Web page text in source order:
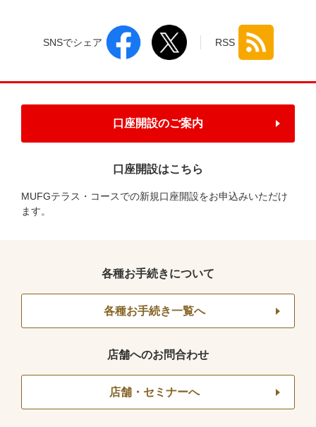
SNSでシェア RSS
口座開設のご案内
口座開設はこちら
MUFGテラス・コースでの新規口座開設をお申込みいただけ
ます。
各種お手続きについて
各種お手続き一覧へ
店舗へのお問合わせ
店舗・セミナーへ